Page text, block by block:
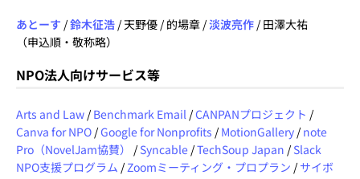
あとーす /鈴木征浩 / 天野優 / 的場章 /淡波亮作 / 田澤大祐
（申込順・敬称略）
NPO法人向けサービス等
Arts and Law / Benchmark Email /CANPANプロジェクト /
Canva for NPO /Google for Nonprofits / MotionGallery / note
Pro（NovelJam協賛）
/ Syncable /TechSoup Japan / Slack
NPO支援プログラム /Zoomミーティング・プロプラン / サイボ